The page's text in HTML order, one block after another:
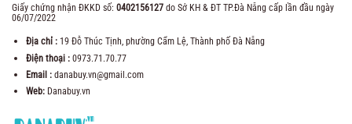
Giấy chứng nhận ĐKKD số: 0402156127 do Sở KH & ĐT TP.Đà Nẵng cấp lần đầu ngày
06/07/2022
Địa chỉ :19 Đỗ Thúc Tịnh, phường Cẩm Lệ, Thành phố Đà Nẵng
Điện thoại :0973.71.70.77
Email : danabuy.vn@gmail.com
Web: Danabuy.vn